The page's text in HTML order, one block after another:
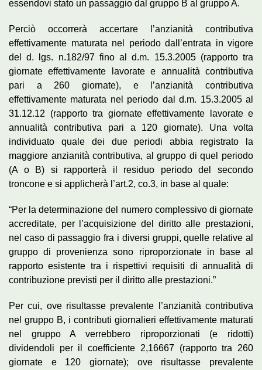
essendovi stato un passaggio dal gruppo B al gruppo A.
Perciò occorrerà accertare l’anzianità contributiva
effettivamente maturata nel periodo dall’entrata in vigore
del d. lgs. n.182/97 fino al d.m. 15.3.2005 (rapporto tra
giornate effettivamente lavorate e annualità contributiva
pari a 260 giornate), e l’anzianità contributiva
effettivamente maturata nel periodo dal d.m. 15.3.2005 al
31.12.12 (rapporto tra giornate effettivamente lavorate e
annualità contributiva pari a 120 giornate). Una volta
individuato quale dei due periodi abbia registrato la
maggiore anzianità contributiva, al gruppo di quel periodo
(A o B) si rapporterà il residuo periodo del secondo
troncone e si applicherà l’art.2, co.3, in base al quale:
“Per la determinazione del numero complessivo di giornate
accreditate, per l’acquisizione del diritto alle prestazioni,
nel caso di passaggio fra i diversi gruppi, quelle relative al
gruppo di provenienza sono riproporzionate in base al
rapporto esistente tra i rispettivi requisiti di annualità di
contribuzione previsti per il diritto alle prestazioni.”
Per cui, ove risultasse prevalente l’anzianità contributiva
nel gruppo B, i contributi giornalieri effettivamente maturati
nel gruppo A verrebbero riproporzionati (e ridotti)
dividendoli per il coefficiente 2,16667 (rapporto tra 260
giornate e 120 giornate); ove risultasse prevalente